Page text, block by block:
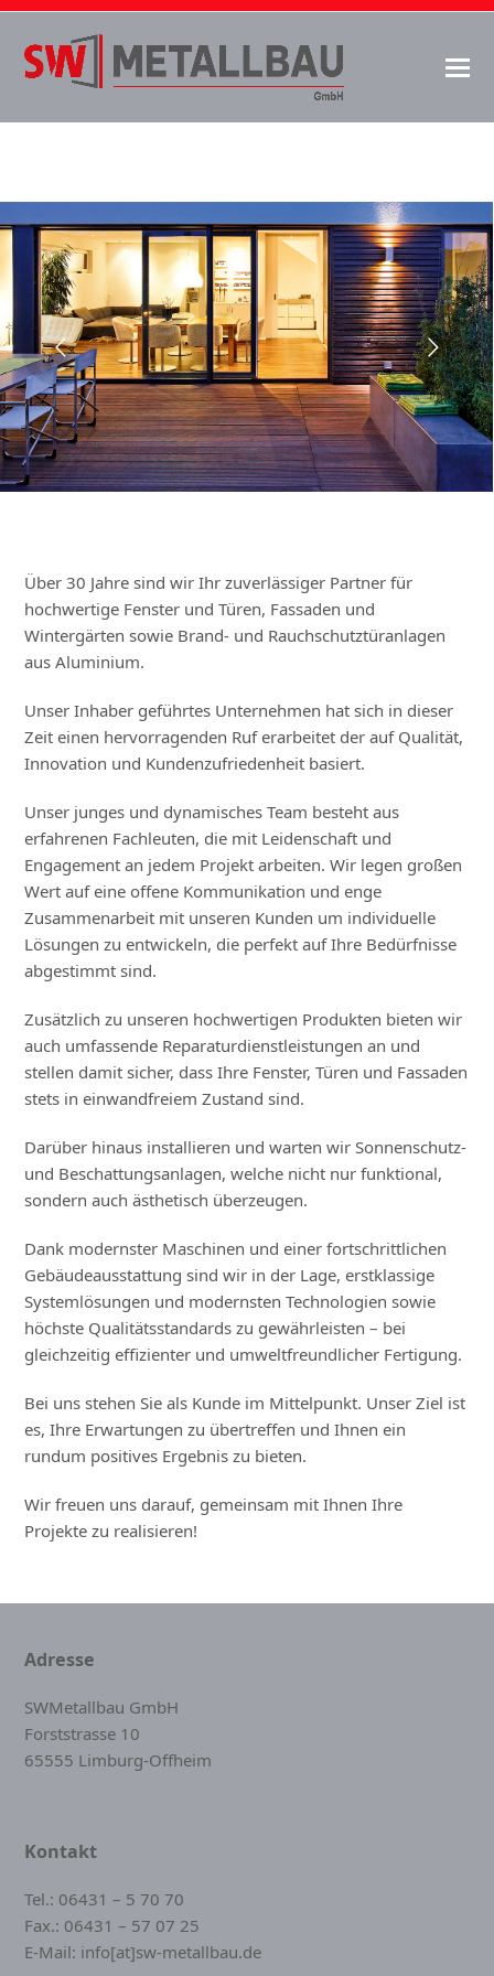
Über 30 Jahre sind wir Ihr zuverlässiger Partner für
hochwertige Fenster und Türen, Fassaden und
Wintergärten sowie Brand- und Rauchschutztüranlagen
aus Aluminium.
Unser Inhaber geführtes Unternehmen hat sich in dieser
Zeit einen hervorragenden Ruf erarbeitet der auf Qualität,
Innovation und Kundenzufriedenheit basiert.
Unser junges und dynamisches Team besteht aus
erfahrenen Fachleuten, die mit Leidenschaft und
Engagement an jedem Projekt arbeiten. Wir legen großen
Wert auf eine offene Kommunikation und enge
Zusammenarbeit mit unseren Kunden um individuelle
Lösungen zu entwickeln, die perfekt auf Ihre Bedürfnisse
abgestimmt sind.
Zusätzlich zu unseren hochwertigen Produkten bieten wir
auch umfassende Reparaturdienstleistungen an und
stellen damit sicher, dass Ihre Fenster, Türen und Fassaden
stets in einwandfreiem Zustand sind.
Darüber hinaus installieren und warten wir Sonnenschutz-
und Beschattungsanlagen, welche nicht nur funktional,
sondern auch ästhetisch überzeugen.
Dank modernster Maschinen und einer fortschrittlichen
Gebäudeausstattung sind wir in der Lage, erstklassige
Systemlösungen und modernsten Technologien sowie
höchste Qualitätsstandards zu gewährleisten – bei
gleichzeitig effizienter und umweltfreundlicher Fertigung.
Bei uns stehen Sie als Kunde im Mittelpunkt. Unser Ziel ist
es, Ihre Erwartungen zu übertreffen und Ihnen ein
rundum positives Ergebnis zu bieten.
Wir freuen uns darauf, gemeinsam mit Ihnen Ihre
Projekte zu realisieren!
Adresse
SWMetallbau GmbH
Forststrasse 10
65555 Limburg-Offheim
Kontakt
Tel.: 06431 – 5 70 70
Fax.: 06431 – 57 07 25
E-Mail: info[at]sw-metallbau.de